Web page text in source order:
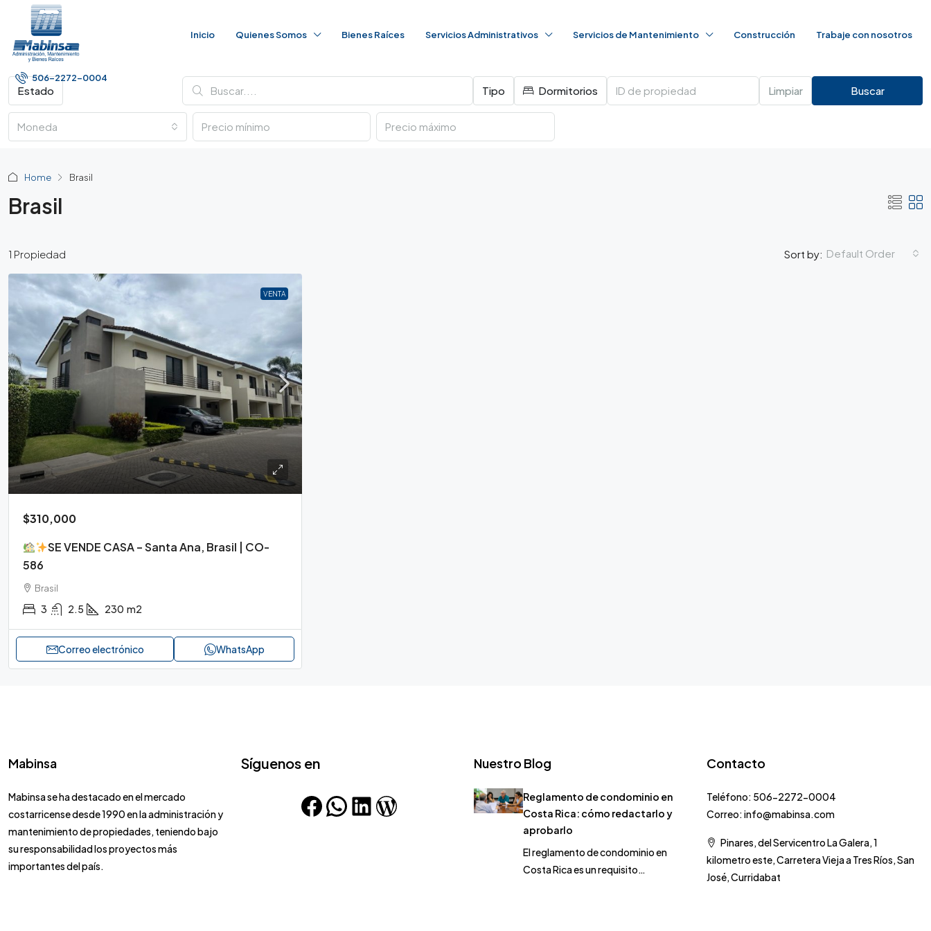
Inicio Quienes Somos Bienes Raíces Servicios Administrativos Servicios de Mantenimiento Construcción Trabaje con nosotros
506-2272-0004
Estado Tipo Dormitorios Limpiar Buscar
Moneda
Home Brasil
Brasil
1 Propiedad Sort by: Default Order
VENTA
$310,000
SE VENDE CASA – Santa Ana, Brasil | CO-
586
Brasil
3 2.5 230 m2
Correo electrónico WhatsApp
Mabinsa
Mabinsa se ha destacado en el mercado
costarricense desde 1990 en la administración y
mantenimiento de propiedades, teniendo bajo
su responsabilidad los proyectos más
importantes del país.
Síguenos en Nuestro Blog
Reglamento de condominio en
Costa Rica: cómo redactarlo y
aprobarlo
El reglamento de condominio en
Costa Rica es un requisito…
Contacto
Teléfono: 506-2272-0004
Correo: info@mabinsa.com
Pinares, del Servicentro La Galera, 1
kilometro este, Carretera Vieja a Tres Ríos, San
José, Curridabat